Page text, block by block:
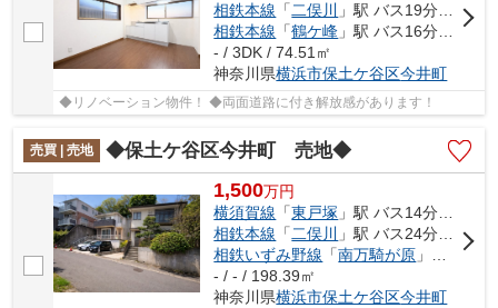
相鉄本線 「二俣川
」駅 バス19分 「美立橋」 停歩3分
相鉄本線 「鶴ケ峰 」駅 バス16分 「左近山第４」 停歩6分
- / 3DK / 74.51㎡
神奈川県横浜市保土ケ谷区今井町
◆リノベーション物件！ ◆両面道路に付き解放感があります！
売買 | 売地 ◆保土ケ谷区今井町 売地◆
1,500万円
横須賀線 「東戸塚 」駅 バス14分 「藤塚小学校」 停歩7分
相鉄本線 「 二俣川
」駅 バス24分 「今井町（神奈川県）」 停歩4分
相鉄いずみ野線 「南万騎が原 」駅 バス13分 「左近山第５」 停歩14分
- / - / 198.39㎡
神奈川県横浜市保土ケ谷区今井町